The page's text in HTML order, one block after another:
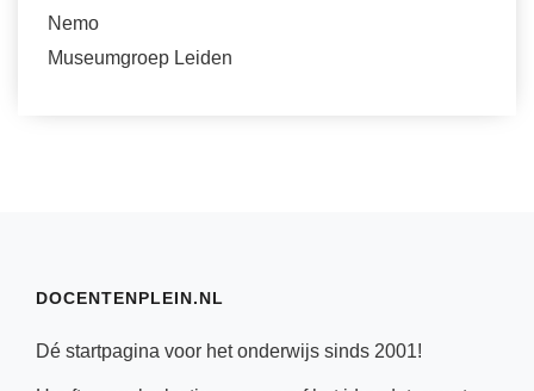
Nemo
Museumgroep Leiden
DOCENTENPLEIN.NL
Dé startpagina voor het onderwijs sinds 2001!